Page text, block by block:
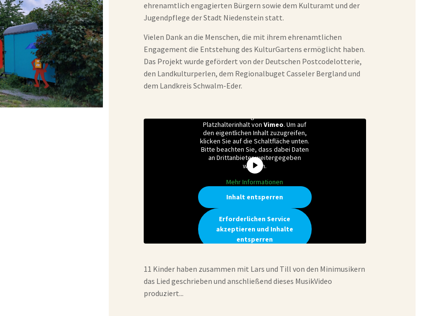
ehrenamtlich engagierten Bürgern sowie dem Kulturamt und der
Jugendpflege der Stadt Niedenstein statt.
Vielen Dank an die Menschen, die mit ihrem ehrenamtlichen
Engagement die Entstehung des KulturGartens ermöglicht haben.
Das Projekt wurde gefördert von der Deutschen Postcodelotterie,
den Landkulturperlen, dem Regionalbuget Casseler Bergland und
dem Landkreis Schwalm-Eder.
Platzhalterinhalt vonVimeo. Um auf
den eigentlichen Inhalt zuzugreifen,
klicken Sie auf die Schaltfläche unten.
Bitte beachten Sie, dass dabei Daten
an Drittanbieter weitergegeben
werden.
Mehr Informationen
Inhalt entsperren
Erforderlichen Service
akzeptieren und Inhalte
entsperren
11 Kinder haben zusammen mit Lars und Till von den Minimusikern
das Lied geschrieben und anschließend dieses MusikVideo
produziert...